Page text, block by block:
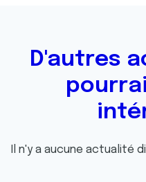
D'autres
Il n'y a aucune actualité